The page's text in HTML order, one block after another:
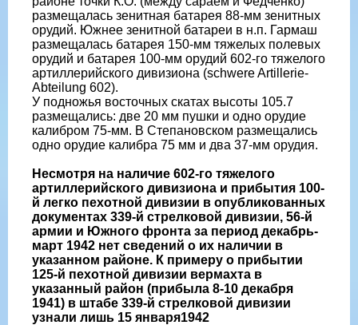
размещалась зенитная батарея 88-мм зенитных
орудий. Южнее зенитной батареи в н.п. Гармаш
размещалась батарея 150-мм тяжелых полевых
орудий и батарея 100-мм орудий 602-го тяжелого
артиллерийского дивизиона (schwere Artillerie-
Abteilung 602).
У подножья восточных скатах высоты 105.7
размещались: две 20 мм пушки и одно орудие
калибром 75-мм. В Степановском размещались
одно орудие калибра 75 мм и два 37-мм орудия.
Несмотря на наличие 602-го тяжелого
артиллерийского дивизиона и прибытия 100-
й легко пехотной дивизии в опубликованных
документах 339-й стрелковой дивизии, 56-й
армии и Южного фронта за период декабрь-
март 1942 нет сведений о их наличии в
указанном районе. К примеру о прибытии
125-й пехотной дивизии вермахта в
указанный район (прибыла 8-10 декабря
1941) в штабе 339-й стрелковой дивизии
узнали лишь 15 января1942